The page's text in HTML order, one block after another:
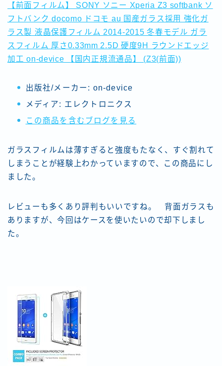
【前面フィルム】 SONY ソニー Xperia Z3 softbank ソ
フトバンク docomo ドコモ au 国産ガラス採用 強化ガ
ラス製 液晶保護フィルム 2014-2015 冬春モデル ガラ
スフィルム 厚さ0.33mm 2.5D 硬度9H ラウンドエッジ
加工 on-device 【国内正規流通品】 (Z3(前面))
出版社/メーカー: on-device
メディア: エレクトロニクス
この商品を含むブログを見る
ガラスフィルムは薄すぎると強度もたなく、すぐ割れて
しまうことが経験上わかっていますので、この商品にし
ました。
レビューも多くあり評判もいいですね。 背面ガラスも
ありますが、今回はケースを使いたいので却下しまし
た。